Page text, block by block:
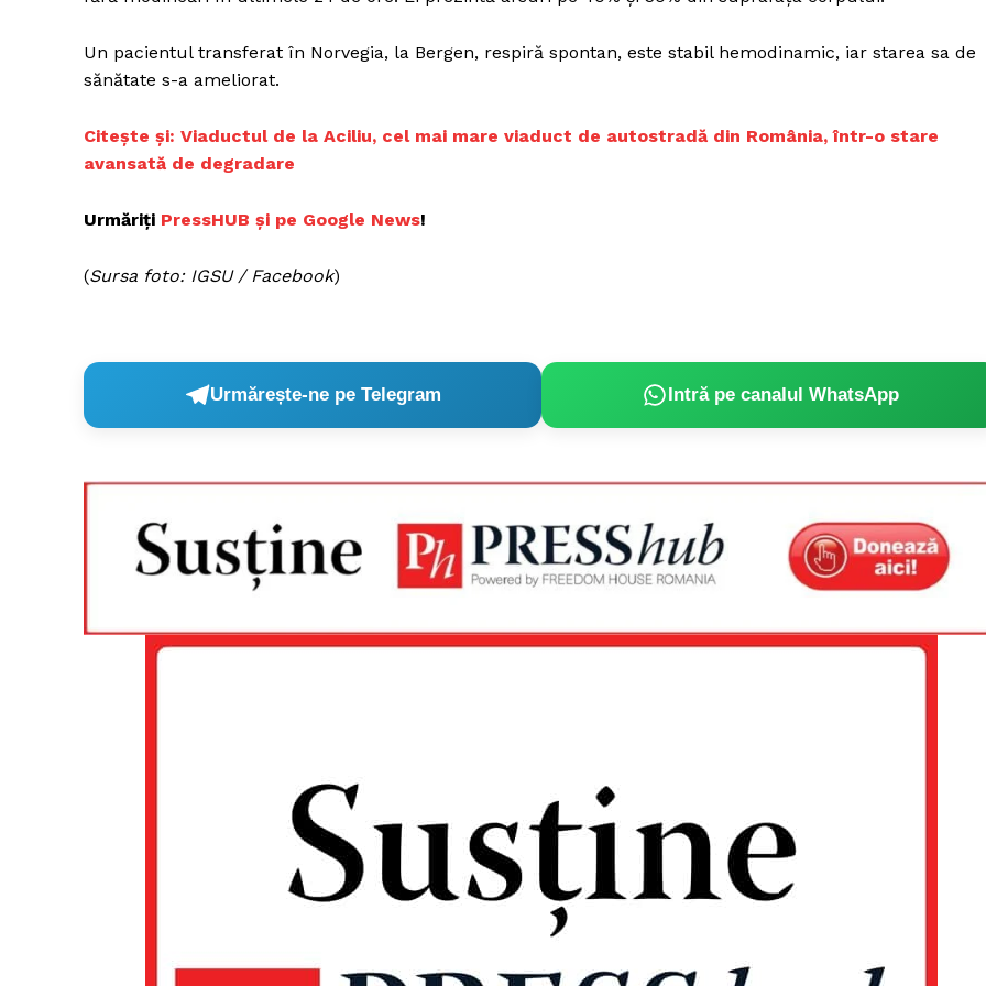
Un pacientul transferat în Norvegia, la Bergen, respiră spontan, este stabil hemodinamic, iar starea sa de
sănătate s-a ameliorat.
Citește și: Viaductul de la Aciliu, cel mai mare viaduct de autostradă din România, într-o stare
avansată de degradare
Urmăriți PressHUB și pe Google News!
(Sursa foto: IGSU / Facebook)
Urmărește-ne pe Telegram Intră pe canalul WhatsApp